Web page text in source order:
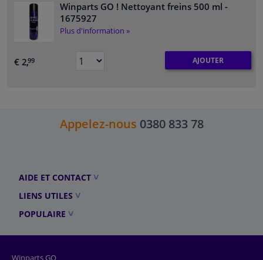
Winparts GO ! Nettoyant freins 500 ml -
1675927
Plus d'information »
€ 2,99 AJOUTER
Appelez-nous 0380 833 78
AIDE ET CONTACT
LIENS UTILES
POPULAIRE
Winparts GO